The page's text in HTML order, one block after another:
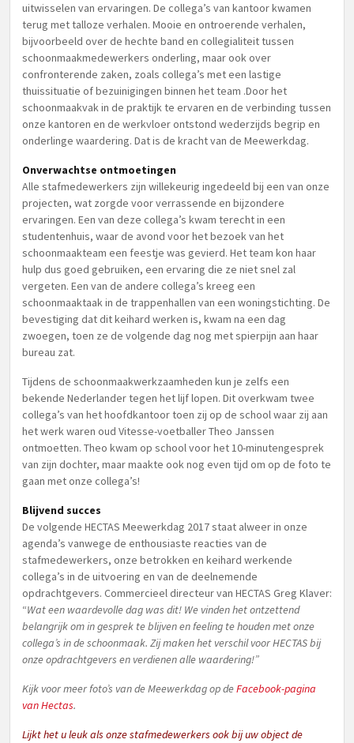
uitwisselen van ervaringen. De collega’s van kantoor kwamen
terug met talloze verhalen. Mooie en ontroerende verhalen,
bijvoorbeeld over de hechte band en collegialiteit tussen
schoonmaakmedewerkers onderling, maar ook over
confronterende zaken, zoals collega’s met een lastige
thuissituatie of bezuinigingen binnen het team .Door het
schoonmaakvak in de praktijk te ervaren en de verbinding tussen
onze kantoren en de werkvloer ontstond wederzijds begrip en
onderlinge waardering. Dat is de kracht van de Meewerkdag.
Onverwachtse ontmoetingen
Alle stafmedewerkers zijn willekeurig ingedeeld bij een van onze
projecten, wat zorgde voor verrassende en bijzondere
ervaringen. Een van deze collega’s kwam terecht in een
studentenhuis, waar de avond voor het bezoek van het
schoonmaakteam een feestje was gevierd. Het team kon haar
hulp dus goed gebruiken, een ervaring die ze niet snel zal
vergeten. Een van de andere collega’s kreeg een
schoonmaaktaak in de trappenhallen van een woningstichting. De
bevestiging dat dit keihard werken is, kwam na een dag
zwoegen, toen ze de volgende dag nog met spierpijn aan haar
bureau zat.
Tijdens de schoonmaakwerkzaamheden kun je zelfs een
bekende Nederlander tegen het lijf lopen. Dit overkwam twee
collega’s van het hoofdkantoor toen zij op de school waar zij aan
het werk waren oud Vitesse-voetballer Theo Janssen
ontmoetten. Theo kwam op school voor het 10-minutengesprek
van zijn dochter, maar maakte ook nog even tijd om op de foto te
gaan met onze collega’s!
Blijvend succes
De volgende HECTAS Meewerkdag 2017 staat alweer in onze
agenda’s vanwege de enthousiaste reacties van de
stafmedewerkers, onze betrokken en keihard werkende
collega’s in de uitvoering en van de deelnemende
opdrachtgevers. Commercieel directeur van HECTAS Greg Klaver:
“Wat een waardevolle dag was dit! We vinden het ontzettend
belangrijk om in gesprek te blijven en feeling te houden met onze
collega’s in de schoonmaak. Zij maken het verschil voor HECTAS bij
onze opdrachtgevers en verdienen alle waardering!”
Kijk voor meer foto’s van de Meewerkdag op deFacebook-pagina
van Hectas.
Lijkt het u leuk als onzestafmedewerkers ook bij uw object de